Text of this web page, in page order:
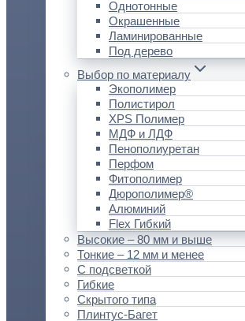
Однотонные
Окрашенные
Ламинированные
Под дерево
Выбор по материалу
Экополимер
Полистирол
XPS Полимер
МДФ и ЛДФ
Пенополиуретан
Перфом
Фитополимер
Дюрополимер®
Алюминий
Flex Гибкий
Высокие – 80 мм и выше
Тонкие – 12 мм и менее
С подсветкой
Гибкие
Скрытого типа
Плинтус-Багет